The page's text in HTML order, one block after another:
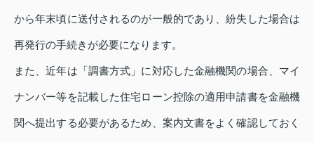
から年末頃に送付されるのが一般的であり、紛失した場合は
再発行の手続きが必要になります。
また、近年は「調書方式」に対応した金融機関の場合、マイ
ナンバー等を記載した住宅ローン控除の適用申請書を金融機
関へ提出する必要があるため、案内文書をよく確認しておく